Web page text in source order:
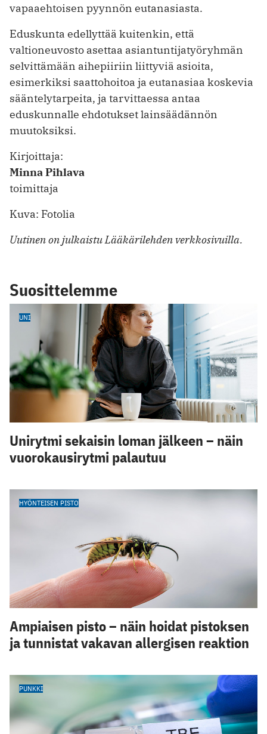
vapaaehtoisen pyynnön eutanasiasta.
Eduskunta edellyttää kuitenkin, että
valtioneuvosto asettaa asiantuntijatyöryhmän
selvittämään aihepiiriin liittyviä asioita,
esimerkiksi saattohoitoa ja eutanasiaa koskevia
sääntelytarpeita, ja tarvittaessa antaa
eduskunnalle ehdotukset lainsäädännön
muutoksiksi.
Kirjoittaja:
Minna Pihlava
toimittaja
Kuva: Fotolia
Uutinen on julkaistu Lääkärilehden verkkosivuilla.
Suosittelemme
UNI
Unirytmi sekaisin loman jälkeen – näin
vuorokausirytmi palautuu
HYÖNTEISEN PISTO
Ampiaisen pisto – näin hoidat pistoksen
ja tunnistat vakavan allergisen reaktion
PUNKKI